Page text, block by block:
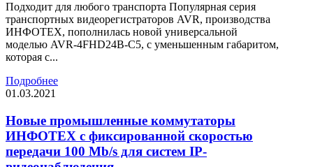
Подходит для любого транспорта Популярная серия
транспортных видеорегистраторов AVR, производства
ИНФОТЕХ, пополнилась новой универсальной
моделью AVR-4FHD24B-C5, с уменьшенным габаритом,
которая с...
Подробнее
01.03.2021
Новые промышленные коммутаторы
ИНФОТЕХ с фиксированной скоростью
передачи 100 Mb/s для систем IP-